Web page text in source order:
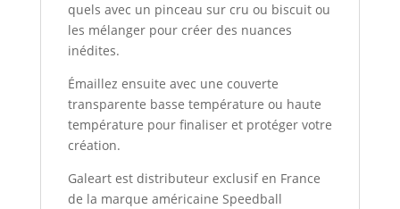
quels avec un pinceau sur cru ou biscuit ou
les mélanger pour créer des nuances
inédites.
Émaillez ensuite avec une couverte
transparente basse température ou haute
température pour finaliser et protéger votre
création.
Galeart est distributeur exclusif en France
de la marque américaine Speedball